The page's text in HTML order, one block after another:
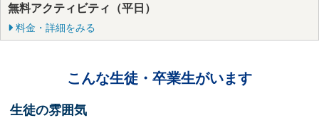
無料アクティビティ（平日）
料金・詳細をみる
こんな生徒・卒業生がいます
生徒の雰囲気